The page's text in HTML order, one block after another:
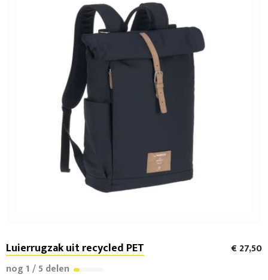
Luierrugzak uit recycled PET
€ 27,50
nog 1 / 5 delen